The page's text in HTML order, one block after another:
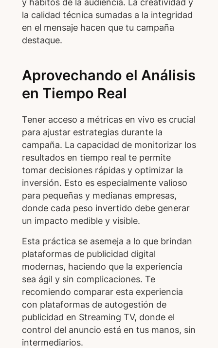
y hábitos de la audiencia. La creatividad y
la calidad técnica sumadas a la integridad
en el mensaje hacen que tu campaña
destaque.
Aprovechando el Análisis
en Tiempo Real
Tener acceso a métricas en vivo es crucial
para ajustar estrategias durante la
campaña. La capacidad de monitorizar los
resultados en tiempo real te permite
tomar decisiones rápidas y optimizar la
inversión. Esto es especialmente valioso
para pequeñas y medianas empresas,
donde cada peso invertido debe generar
un impacto medible y visible.
Esta práctica se asemeja a lo que brindan
plataformas de publicidad digital
modernas, haciendo que la experiencia
sea ágil y sin complicaciones. Te
recomiendo comparar esta experiencia
con plataformas de autogestión de
publicidad en Streaming TV, donde el
control del anuncio está en tus manos, sin
intermediarios.